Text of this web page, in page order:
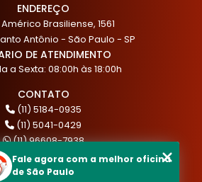
ENDEREÇO
Brasiliense, 1561
Antônio - São Paulo - SP
DE ATENDIMENTO
a Sexta: 08:00h às 18:00h
CONTATO
(11) 5184-0935
(11) 5041-0429
(11) 96608-7938
Fale agora com a melhor oficina
de São Paulo